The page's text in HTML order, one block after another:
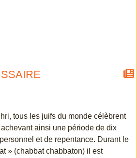
tous les juifs du monde célèbrent
achevant ainsi une période de dix
et de repentance. Durant le
» (chabbat chabbaton) il est